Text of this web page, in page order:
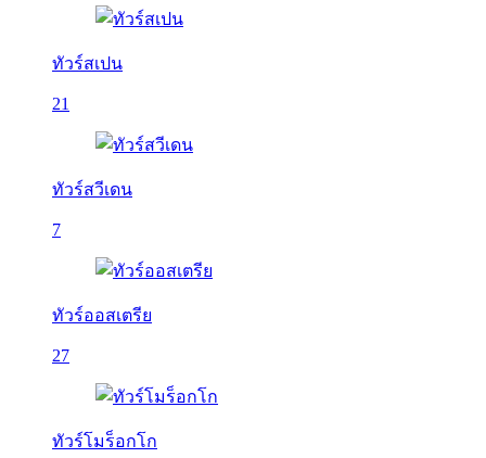
ทัวร์สเปน
21
ทัวร์สวีเดน
7
ทัวร์ออสเตรีย
27
ทัวร์โมร็อกโก